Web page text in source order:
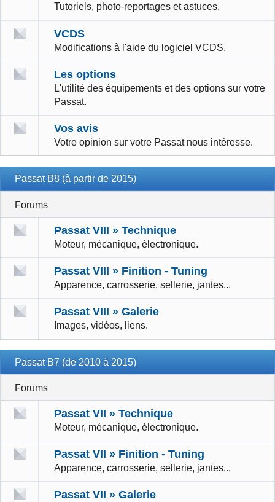
Tutoriels, photo-reportages et astuces.
VCDS
Modifications à l'aide du logiciel VCDS.
Les options
L'utilité des équipements et des options sur votre
Passat.
Vos avis
Votre opinion sur votre Passat nous intéresse.
Passat B8 (à partir de 2015)
Forums
Passat VIII » Technique
Moteur, mécanique, électronique.
Passat VIII » Finition - Tuning
Apparence, carrosserie, sellerie, jantes...
Passat VIII » Galerie
Images, vidéos, liens.
Passat B7 (de 2010 à 2015)
Forums
Passat VII » Technique
Moteur, mécanique, électronique.
Passat VII » Finition - Tuning
Apparence, carrosserie, sellerie, jantes...
Passat VII » Galerie